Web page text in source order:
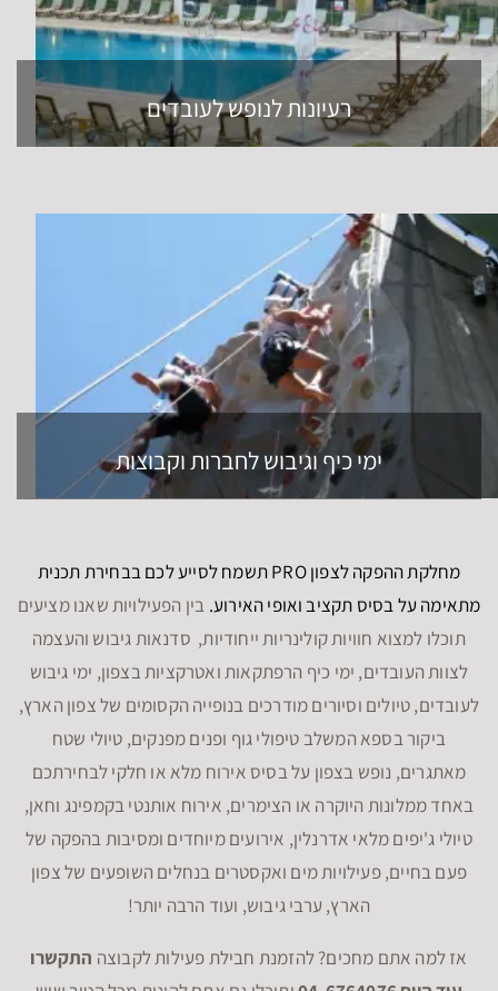
ימי כיף וגיבוש לחברות וקבוצות
מחלקת ההפקה לצפון PRO תשמח לסייע לכם בבחירת תכנית
תוכלו למצוא חוויות קולינריות ייחודיות, סדנאות גיבוש והעצמה
לצוות העובדים, ימי כיף הרפתקאות ואטרקציות בצפון, ימי גיבוש
לעובדים, טיולים וסיורים מודרכים בנופייה הקסומים של צפון הארץ,
ביקור בספא המשלב טיפולי גוף ופנים מפנקים, טיולי שטח
מאתגרים, נופש בצפון על בסיס אירוח מלא או חלקי לבחירתכם
באחד ממלונות היוקרה או הצימרים, אירוח אותנטי בקמפינג וחאן,
טיולי ג'יפים מלאי אדרנלין, אירועים מיוחדים ומסיבות בהפקה של
פעם בחיים, פעילויות מים ואקסטרים בנחלים השופעים של צפון
הארץ, ערבי גיבוש, ועוד הרבה יותר!
עוד היום 04-6764076
ותוכלו גם אתם להינות מכל הטוב שיש
לצפון להציע…
ימי גיבוש לעובדים
שייט קיאקים בצפון
נופש חברה בצפון
סדנאות לעובדים בצפון